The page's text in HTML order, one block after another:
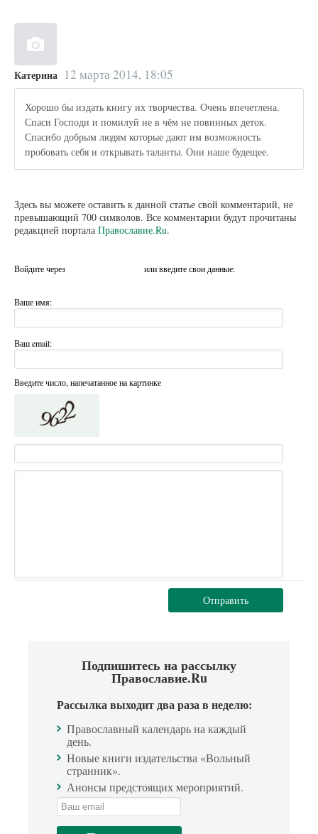
Катерина 12 марта 2014, 18:05
Хорошо бы издать книгу их творчества. Очень впечетлена.
Спаси Господи и помилуй не в чём не повинных деток.
Спасибо добрым людям которые дают им возможность
пробовать себя и открывать таланты. Они наше будещее.
Здесь вы можете оставить к данной статье свой комментарий, не
превышающий 700 символов. Все комментарии будут прочитаны
редакцией портала Православие.Ru.
Войдите через или введите свои данные:
Ваше имя:
Ваш email:
Введите число, напечатанное на картинке
Отправить
Подпишитесь на рассылку
Православие.Ru
Рассылка выходит два раза в неделю:
Православный календарь на каждый
день.
Новые книги издательства «Вольный
странник».
Анонсы предстоящих мероприятий.